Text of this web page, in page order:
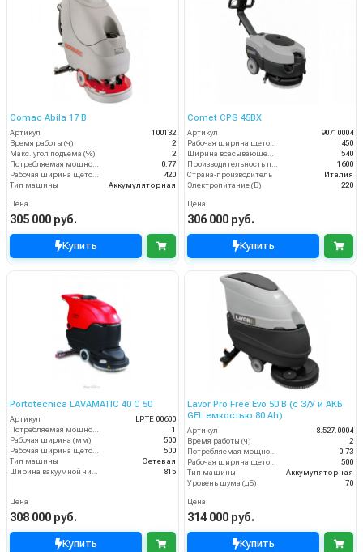
Comac Abila 17 B
Артикул
100132
Время работы (ч)
2
Макс. угол подъема (%)
2
0.77
420
Тип машины
Аккумуляторная
Цена
305 000 руб.
Купить
Comet CPS 45BX
Артикул
90710004
450
540
1600
Страна-производитель
Италия
Электропитание (В)
220
Цена
306 000 руб.
Купить
Portotecnica LAVAMATIC 40 C 50
Артикул
LPTE 00600
1
Рабочая ширина (мм)
500
500
Тип машины
Сетевая
815
Цена
308 000 руб.
Купить
Lavor Pro Free Evo 50 B (с З/У и АКБ
GEL емкостью 80 Ah)
Артикул
8.527.0004
Время работы (ч)
2
0.73
500
Тип машины
Аккумуляторная
Уровень шума (дБ)
70
Цена
314 000 руб.
Купить